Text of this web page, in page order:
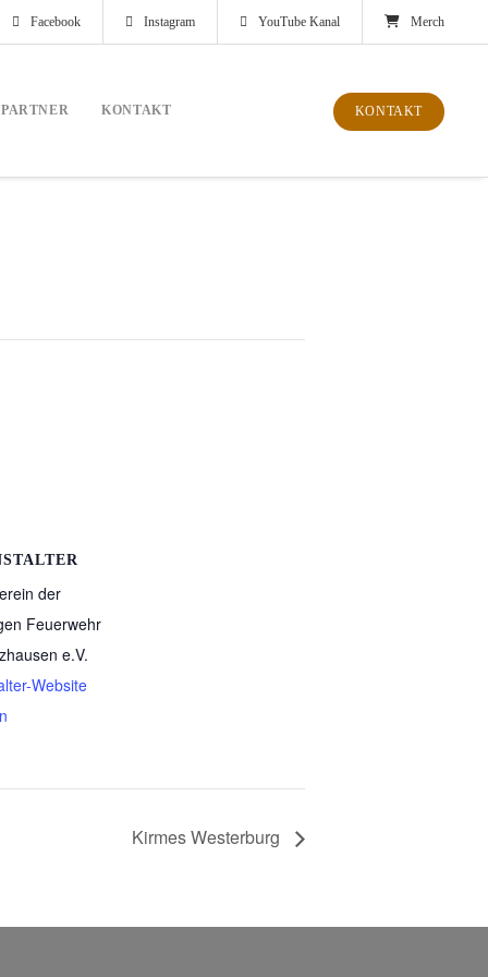
Merch
YouTube Kanal
Instagram
Facebook
PARTNER KONTAKT KONTAKT
der
Feuerwehr
e.V.
Website
Kirmes Westerburg